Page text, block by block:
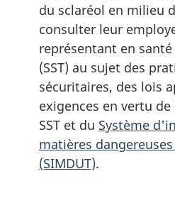
du sclaréol en milieu
consulter leur
représentant en
(SST) au sujet des
sécuritaires, des lois
exigences en vertu
SST et du Système
matières
(SIMDUT).